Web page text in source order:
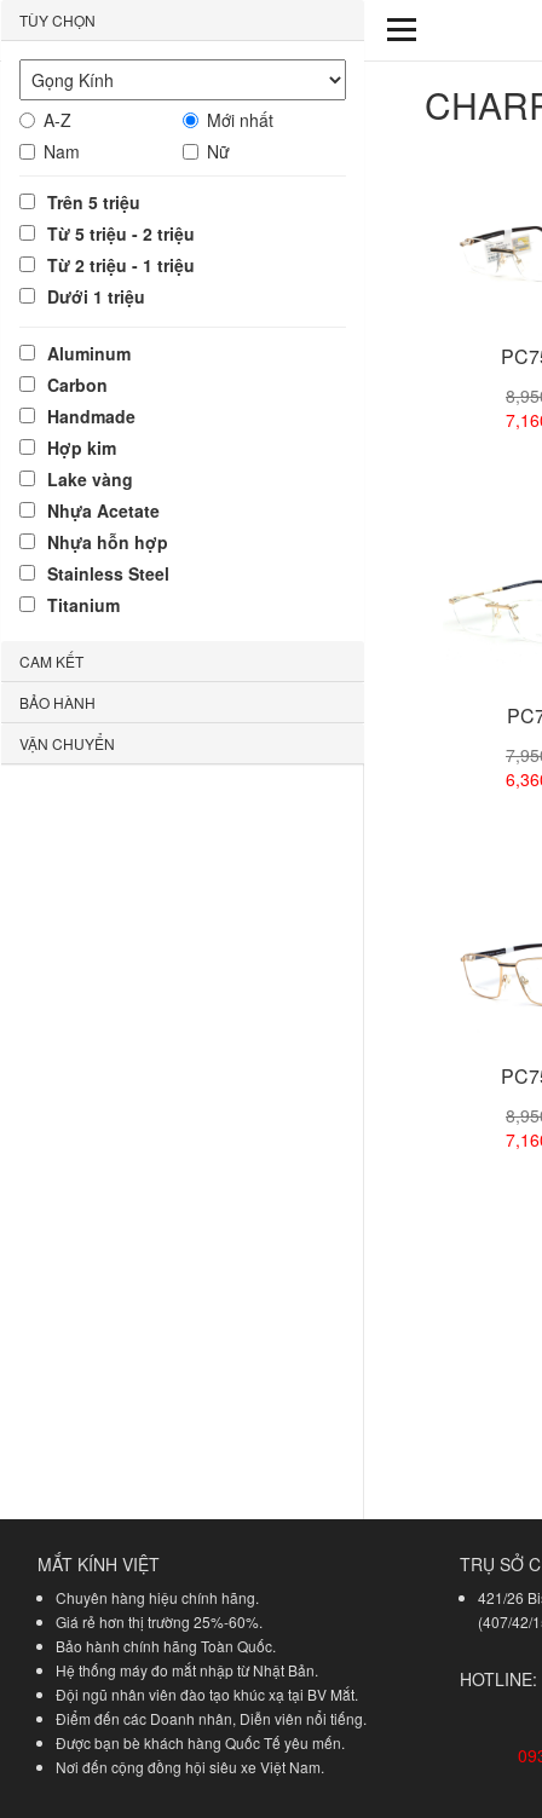
TÙY CHỌN
A-Z
Mới nhất
Nam
Nữ
Trên 5 triệu
Từ 5 triệu - 2 triệu
Từ 2 triệu - 1 triệu
Dưới 1 triệu
Aluminum
Carbon
Handmade
Hợp kim
Lake vàng
Nhựa Acetate
Nhựa hỗn hợp
Stainless Steel
Titanium
CAM KẾT
BẢO HÀNH
VẬN CHUYỂN
MẮT KÍNH VIỆT
Chuyên hàng hiệu chính hãng.
Giá rẻ hơn thị trường 25%-60%.
Bảo hành chính hãng Toàn Quốc.
Hệ thống máy đo mắt nhập từ Nhật Bản.
Đội ngũ nhân viên đào tạo khúc xạ tại BV Mắt.
Điểm đến các Doanh nhân, Diễn viên nổi tiếng.
Được bạn bè khách hàng Quốc Tế yêu mến.
Nơi đến cộng đồng hội siêu xe Việt Nam.
TRỤ SỞ
421/26
(407/42/
HOTLINE: